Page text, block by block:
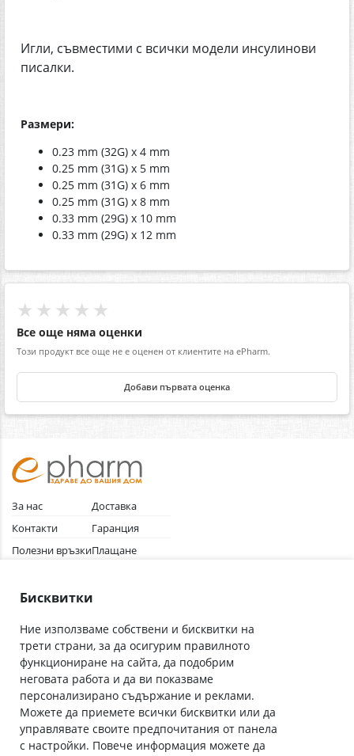
Игли, съвместими с всички модели инсулинови
писалки.
Размери:
0.23 mm (32G) x 4 mm
0.25 mm (31G) x 5 mm
0.25 mm (31G) x 6 mm
0.25 mm (31G) x 8 mm
0.33 mm (29G) x 10 mm
0.33 mm (29G) x 12 mm
★★★★★
Все още няма оценки
Този продукт все още не е оценен от клиентите на ePharm.
Добави първата оценка
За нас
Контакти
Полезни връзки
Общи условия
Доставка
Гаранция
Плащане
Абонирай се за нашия бюлетин
С абонамента се съгласявам сПолитиката за лични данни.
Онлайн аптека, част от аптеки „Ванчева“
Бисквитки
Ние използваме собствени и бисквитки на
трети страни, за да осигурим правилното
функциониране на сайта, да подобрим
неговата работа и да ви показваме
персонализирано съдържание и реклами.
Можете да приемете всички бисквитки или да
управлявате своите предпочитания от панела
с настройки. Повече информация можете да